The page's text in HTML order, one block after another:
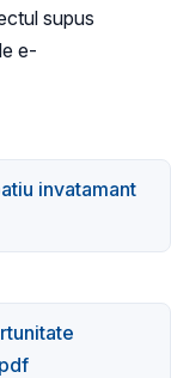
supus
e-
invatamant